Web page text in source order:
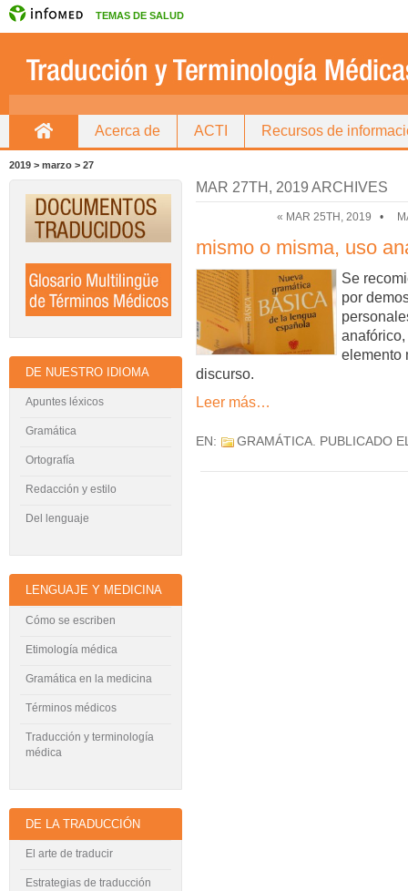
TEMAS DE SALUD
Acerca de ACTI Recursos de
Directorio de traductores
2019 > marzo > 27
MAR 27TH, 2019 ARCHIVES
« MAR 25TH, 2019 •
mismo o misma, uso
Se
por
elemento
discurso.
Leer más…
EN: GRAMÁTICA. PUBLICADO
DE NUESTRO IDIOMA
Apuntes léxicos
Gramática
Ortografía
Redacción y estilo
Del lenguaje
LENGUAJE Y MEDICINA
Cómo se escriben
Etimología médica
Gramática en la medicina
Términos médicos
Traducción y terminología
médica
DE LA TRADUCCIÓN
El arte de traducir
Estrategias de traducción